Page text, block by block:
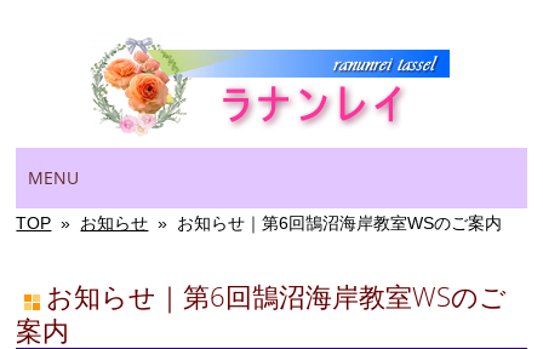
Main menu
to
content
MENU
TOP » お知らせ » お知らせ｜第6回鵠沼海岸教室WSのご案内
お知らせ｜第6回鵠沼海岸教室WSのご
案内